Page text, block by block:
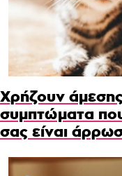
Χρήζουν
συμπτώματα
σας είναι